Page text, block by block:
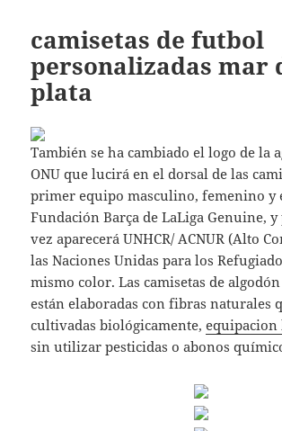
camisetas de futbol
personalizadas mar
plata
También se ha cambiado el logo de la
ONU que lucirá en el dorsal de las
primer equipo masculino, femenino y
Fundación Barça de LaLiga Genuine,
vez aparecerá UNHCR/ ACNUR (Alto
las Naciones Unidas para los
mismo color. Las camisetas de
están elaboradas con fibras naturales
cultivadas biológicamente,equipacion
sin utilizar pesticidas o abonos